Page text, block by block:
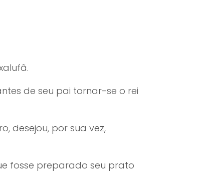
de seu pai tornar-se o rei
desejou, por sua vez,
fosse preparado seu prato